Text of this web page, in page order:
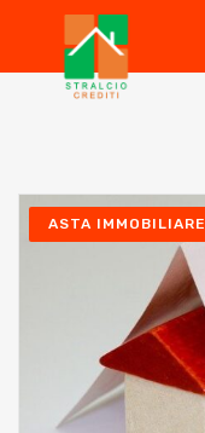
ASTA IMMOBILIARE